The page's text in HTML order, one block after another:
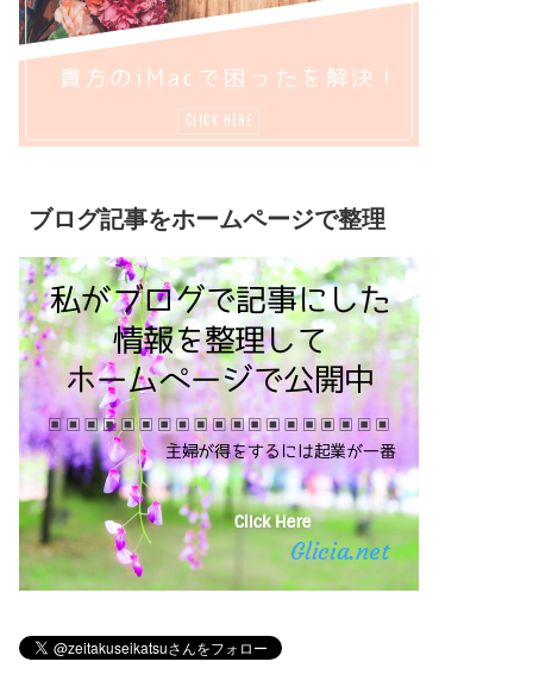
ブログ記事をホームページで整理